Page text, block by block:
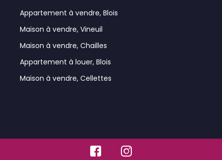
Appartement à vendre, Blois
Maison à vendre, Vineuil
Maison à vendre, Chailles
Appartement à louer, Blois
Maison à vendre, Cellettes